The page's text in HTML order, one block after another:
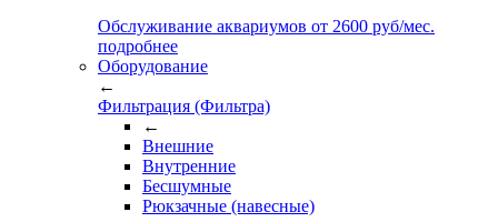
Обслуживание аквариумов от 2600 руб/мес.
подробнее
Оборудование
←
Фильтрация (Фильтра)
←
Внешние
Внутренние
Бесшумные
Рюкзачные (навесные)